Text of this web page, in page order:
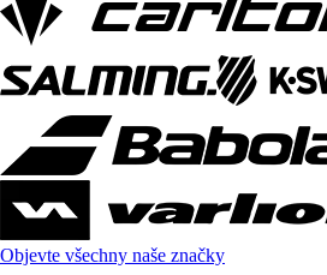
Objevte všechny naše značky